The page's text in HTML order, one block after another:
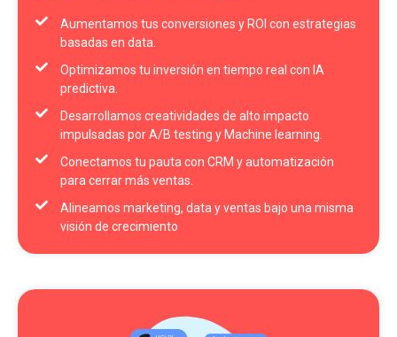
Aumentamos tus conversiones y ROI con estrategias
basadas en data.
Optimizamos tu inversión en tiempo real con IA
predictiva.
Desarrollamos creatividades de alto impacto
impulsadas por A/B testing y Machine learning.
Conectamos tu pauta con CRM y automatización
para cerrar más ventas.
Alineamos marketing, data y ventas bajo una misma
visión de crecimiento